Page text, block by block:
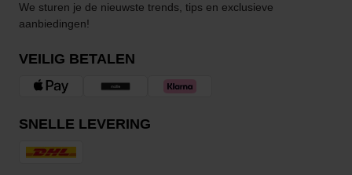
We sturen je de nieuwste trends, tips en exclusieve
aanbiedingen!
VEILIG BETALEN
SNELLE LEVERING